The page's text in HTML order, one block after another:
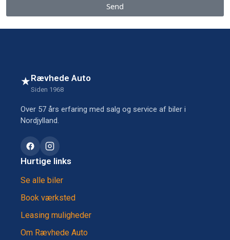
Send
★Rævhede Auto
Siden 1968
Over 57 års erfaring med salg og service af biler i
Nordjylland.
Hurtige links
Se alle biler
Book værksted
Leasing muligheder
Om Rævhede Auto